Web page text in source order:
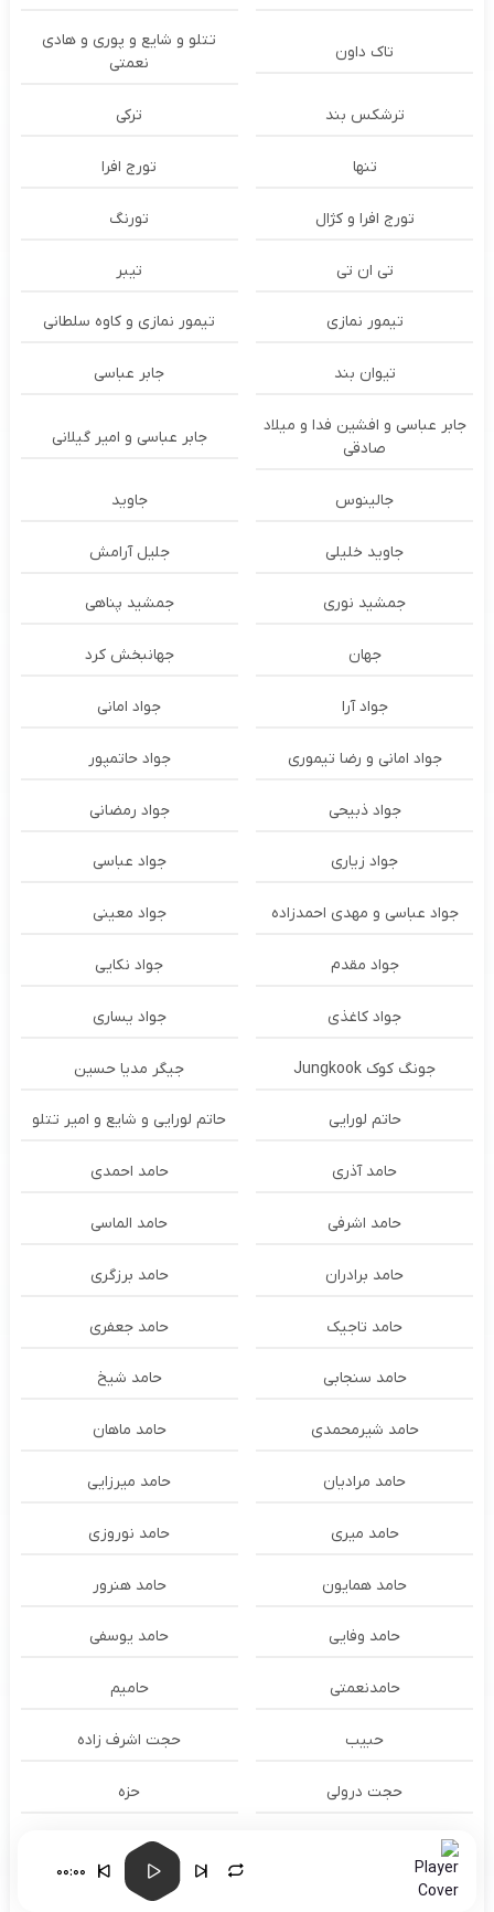
تاک داون
تتلو و شایع و پوری و هادی
نعمتی
ترشكس بند ترکی
تنها تورج افرا
تورج افرا و کژال تورنگ
تی ان تی تیبر
تیمور نمازی تیمور نمازی و کاوه سلطانی
تیوان بند جابر عباسی
جابر عباسی و افشین فدا و میلاد
صادقی
جابر عباسی و امیر گیلانی
جالینوس جاوید
جاوید خلیلی جلیل آرامش
جمشید نوری جمشید پناهی
جهان جهانبخش کرد
جواد آرا جواد امانی
جواد امانی و رضا تیموری جواد حاتمپور
جواد ذبیحی جواد رمضانی
جواد زیاری جواد عباسی
جواد عباسی و مهدی احمدزاده جواد معینی
جواد مقدم جواد نکایی
جواد کاغذی جواد یساری
جونگ کوک Jungkook جیگر مدیا حسین
حاتم لورایی حاتم لورایی و شایع و امیر تتلو
حامد آذری حامد احمدی
حامد اشرفی حامد الماسی
حامد برادران حامد برزگری
حامد تاجیک حامد جعفری
حامد سنجابی حامد شیخ
حامد شیرمحمدی حامد ماهان
حامد مرادیان حامد میرزایی
حامد میری حامد نوروزی
حامد همایون حامد هنرور
حامد وفایی حامد یوسفی
حامدنعمتی حامیم
حبیب حجت اشرف زاده
حجت درولی حزه
حسام الدین سراج
حسام الدین موسوی و طهمورث حسام حیدری
00:00